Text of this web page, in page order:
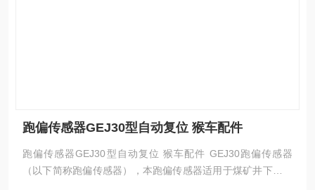
跑偏传感器GEJ30型自动复位 猴车配件
跑偏传感器GEJ30型自动复位 猴车配件 GEJ30跑偏传感器
（以下简称跑偏传感器），本跑偏传感器适用于煤矿井下与系